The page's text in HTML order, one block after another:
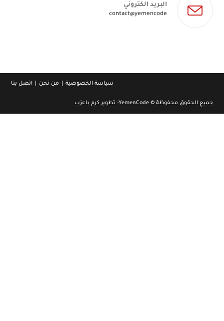
البريد الكتروني
contact@yemencode
Opens
سياسة الخصوصية من نحن اتصل بنا
جميع الحقوق محفوظة © YemenCode- تطوير كرم باعزب